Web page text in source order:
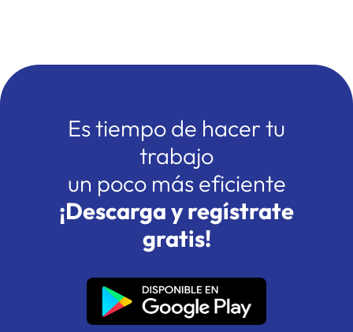
Es tiempo de hacer tu
trabajo
un poco más eficiente
¡Descarga y regístrate
gratis!